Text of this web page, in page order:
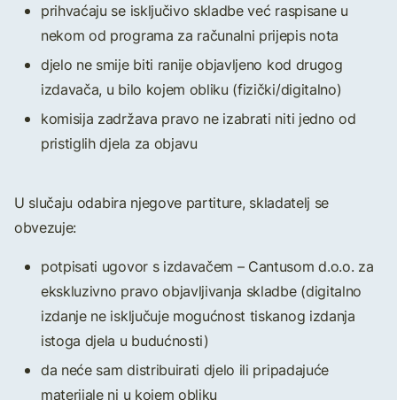
prihvaćaju se isključivo skladbe već raspisane u
nekom od programa za računalni prijepis nota
djelo ne smije biti ranije objavljeno kod drugog
izdavača, u bilo kojem obliku (fizički/digitalno)
komisija zadržava pravo ne izabrati niti jedno od
pristiglih djela za objavu
U slučaju odabira njegove partiture, skladatelj se
obvezuje:
potpisati ugovor s izdavačem – Cantusom d.o.o. za
ekskluzivno pravo objavljivanja skladbe (digitalno
izdanje ne isključuje mogućnost tiskanog izdanja
istoga djela u budućnosti)
da neće sam distribuirati djelo ili pripadajuće
materijale ni u kojem obliku